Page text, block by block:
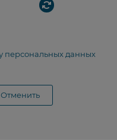
персональных данных
Отменить